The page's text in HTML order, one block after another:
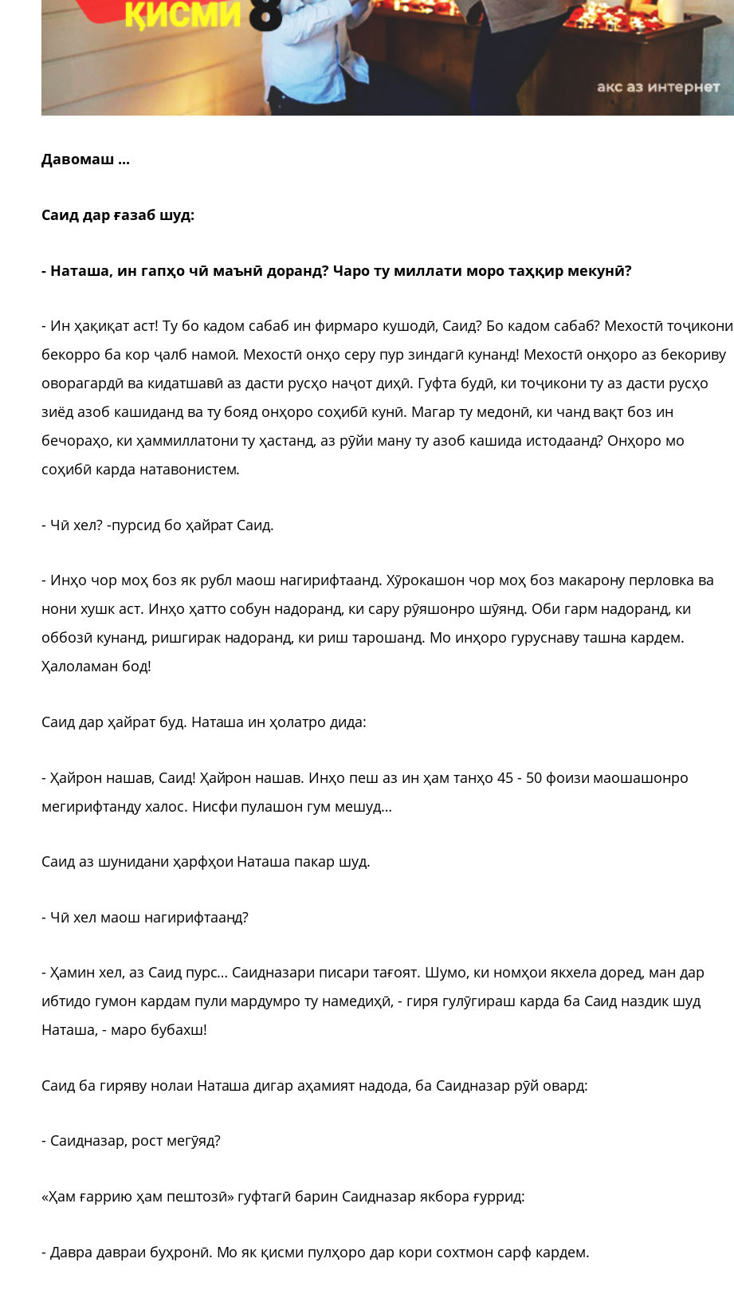
Давомаш ...
Саид дар ғазаб шуд:
- Наташа, ин гапҳо чӣ маънӣ доранд? Чаро ту миллати моро таҳқир мекунӣ?
- Ин ҳақиқат аст! Ту бо кадом сабаб ин фирмаро кушодӣ, Саид? Бо кадом сабаб? Мехостӣ тоҷикони
бекорро ба кор ҷалб намоӣ. Мехостӣ онҳо серу пур зиндагӣ кунанд! Мехостӣ онҳоро аз бекориву
оворагардӣ ва кидатшавӣ аз дасти русҳо наҷот диҳӣ. Гуфта будӣ, ки тоҷикони ту аз дасти русҳо
зиёд азоб кашиданд ва ту бояд онҳоро соҳибӣ кунӣ. Магар ту медонӣ, ки чанд вақт боз ин
бечораҳо, ки ҳаммиллатони ту ҳастанд, аз рӯйи ману ту азоб кашида истодаанд? Онҳоро мо
соҳибӣ карда натавонистем.
- Чӣ хел? -пурсид бо ҳайрат Саид.
- Инҳо чор моҳ боз як рубл маош нагирифтаанд. Хӯрокашон чор моҳ боз макарону перловка ва
нони хушк аст. Инҳо ҳатто собун надоранд, ки сару рӯяшонро шӯянд. Оби гарм надоранд, ки
оббозӣ кунанд, ришгирак надоранд, ки риш тарошанд. Мо инҳоро гуруснаву ташна кардем.
Ҳалоламан бод!
Саид дар ҳайрат буд. Наташа ин ҳолатро дида:
- Ҳайрон нашав, Саид! Ҳайрон нашав. Инҳо пеш аз ин ҳам танҳо 45 - 50 фоизи маошашонро
мегирифтанду халос. Нисфи пулашон гум мешуд…
Саид аз шунидани ҳарфҳои Наташа пакар шуд.
- Чӣ хел маош нагирифтаанд?
- Ҳамин хел, аз Саид пурс… Саидназари писари тағоят. Шумо, ки номҳои якхела доред, ман дар
ибтидо гумон кардам пули мардумро ту намедиҳӣ, - гиря гулӯгираш карда ба Саид наздик шуд
Наташа, - маро бубахш!
Саид ба гиряву нолаи Наташа дигар аҳамият надода, ба Саидназар рӯй овард:
- Саидназар, рост мегӯяд?
«Ҳам ғаррию ҳам пештозӣ» гуфтагӣ барин Саидназар якбора ғуррид:
- Давра давраи буҳронӣ. Мо як қисми пулҳоро дар кори сохтмон сарф кардем.